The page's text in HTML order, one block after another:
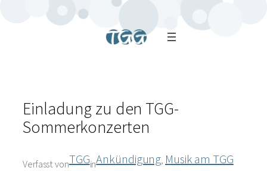
Einladung zu den TGG-
Sommerkonzerten
Verfasst vonTGGinAnkündigung, Musik am TGG